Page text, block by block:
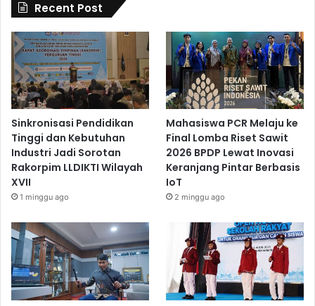
Recent Post
Sinkronisasi Pendidikan
Tinggi dan Kebutuhan
Industri Jadi Sorotan
Rakorpim LLDIKTI Wilayah
XVII
1 minggu ago
Mahasiswa PCR Melaju ke
Final Lomba Riset Sawit
2026 BPDP Lewat Inovasi
Keranjang Pintar Berbasis
IoT
2 minggu ago